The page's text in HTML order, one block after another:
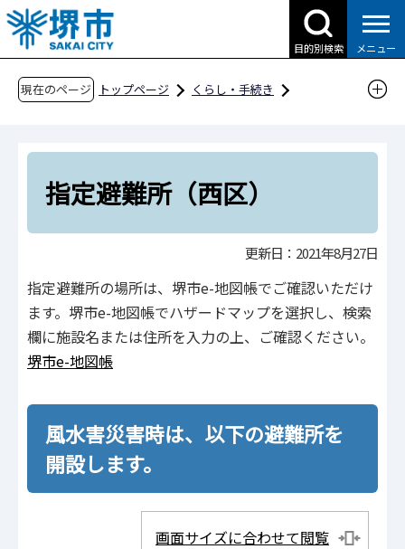
こ
の
ペ
目的別検索 メニュー
現在のページ トップページ
くらし・手続き
避難場所を知る
指定避難所
指定避難所（西区）
指定避難所（西区）
更新日：2021年8月27日
指定避難所の場所は、堺市e-地図帳でご確認いただけ
ます。堺市e-地図帳でハザードマップを選択し、検索
欄に施設名または住所を入力の上、ご確認ください。
堺市e-地図帳
風水害災害時は、以下の避難所を
開設します。
画面サイズに合わせて閲覧